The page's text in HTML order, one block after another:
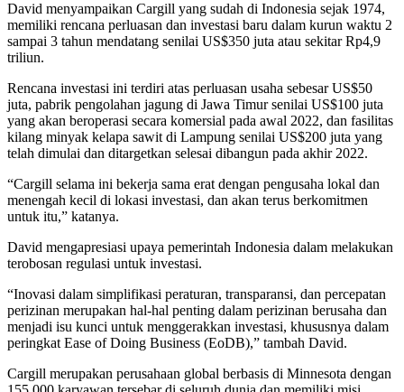
David menyampaikan Cargill yang sudah di Indonesia sejak 1974,
memiliki rencana perluasan dan investasi baru dalam kurun waktu 2
sampai 3 tahun mendatang senilai US$350 juta atau sekitar Rp4,9
triliun.
Rencana investasi ini terdiri atas perluasan usaha sebesar US$50
juta, pabrik pengolahan jagung di Jawa Timur senilai US$100 juta
yang akan beroperasi secara komersial pada awal 2022, dan fasilitas
kilang minyak kelapa sawit di Lampung senilai US$200 juta yang
telah dimulai dan ditargetkan selesai dibangun pada akhir 2022.
“Cargill selama ini bekerja sama erat dengan pengusaha lokal dan
menengah kecil di lokasi investasi, dan akan terus berkomitmen
untuk itu,” katanya.
David mengapresiasi upaya pemerintah Indonesia dalam melakukan
terobosan regulasi untuk investasi.
“Inovasi dalam simplifikasi peraturan, transparansi, dan percepatan
perizinan merupakan hal-hal penting dalam perizinan berusaha dan
menjadi isu kunci untuk menggerakkan investasi, khususnya dalam
peringkat Ease of Doing Business (EoDB),” tambah David.
Cargill merupakan perusahaan global berbasis di Minnesota dengan